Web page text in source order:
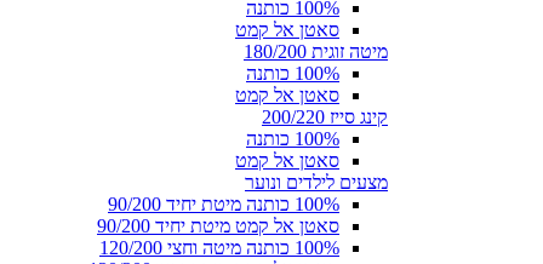
100% כותנה
סאטן אל קמט
מיטה זוגית 180/200
100% כותנה
סאטן אל קמט
קינג סייז 200/220
100% כותנה
סאטן אל קמט
מצעים לילדים ונוער
100% כותנה מיטת יחיד 90/200
סאטן אל קמט מיטת יחיד 90/200
100% כותנה מיטה וחצי 120/200